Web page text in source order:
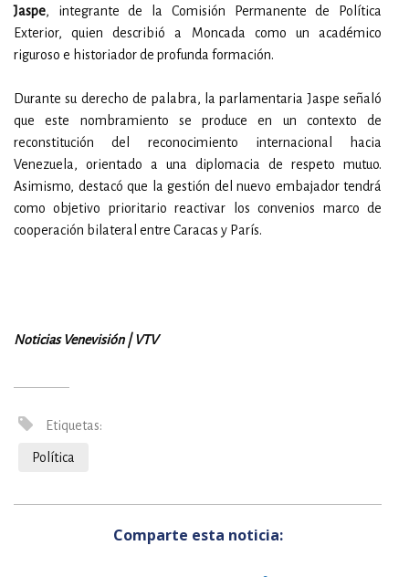
Jaspe, integrante de la Comisión Permanente de Política
Exterior, quien describió a Moncada como un académico
riguroso e historiador de profunda formación.
Durante su derecho de palabra, la parlamentaria Jaspe señaló
que este nombramiento se produce en un contexto de
reconstitución del reconocimiento internacional hacia
Venezuela, orientado a una diplomacia de respeto mutuo.
Asimismo, destacó que la gestión del nuevo embajador tendrá
como objetivo prioritario reactivar los convenios marco de
cooperación bilateral entre Caracas y París.
Noticias Venevisión | VTV
Etiquetas:
Política
Comparte esta noticia: